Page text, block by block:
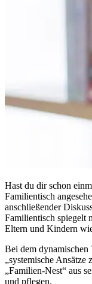
Hast du dir schon
Familientisch
anschließender
Familientisch spiegelt
Eltern und Kindern
Bei dem
„systemische Ansätze
„Familien-Nest“ aus
und pflegen.